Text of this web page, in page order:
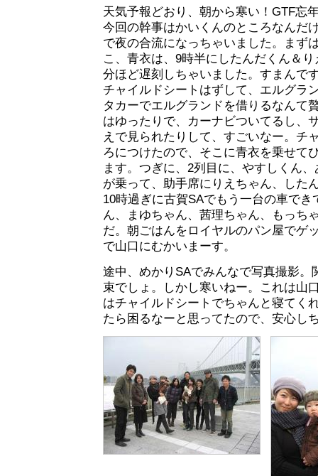
天気予報どおり、朝から寒い！GTF忘
今回の幹事はかいくんのところなんだ
で夜の合流になっちゃいました。まず
こ、青衣は、9時半にしたんだくん＆
分ほど遅刻しちゃいました。すまんで
チャイルドシートはずして、エルグラ
タカーでエルグランドを借りるなんて
はゆったりで、カーナビついてるし、
えで見られたりして、すごいなー。チ
ろにつけたので、そこに青衣を乗せて
ます。つぎに、2列目に、やすしくん
が乗って、助手席にりえちゃん、した
10時過ぎに古賀SAでもう一台の車で
ん、まゆちゃん、茜理ちゃん、もっち
だ。朝ごはんをロイヤルのパン屋でゲ
で山口にむかいまーす。
途中、めかりSAでみんなで写真撮影。
束でしょ。しかし寒いねー。これは山
はチャイルドシートでちゃんと寝てく
たら困るなーと思ってたので、安心し